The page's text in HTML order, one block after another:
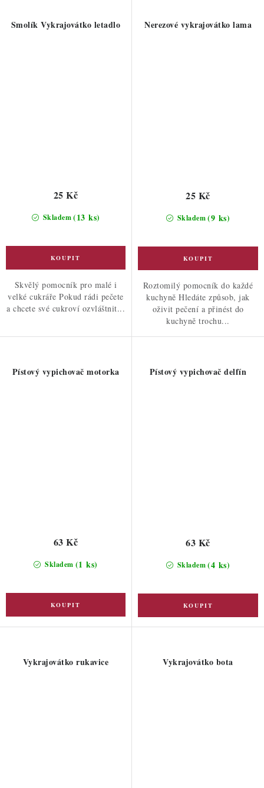
Smolík Vykrajovátko letadlo
Skladem(13 ks)
25 Kč
Skvělý pomocník pro malé i
velké cukráře Pokud rádi pečete
a chcete své cukroví ozvláštnit...
Nerezové vykrajovátko lama
Skladem(9 ks)
25 Kč
Roztomilý pomocník do každé
kuchyně Hledáte způsob, jak
oživit pečení a přinést do
kuchyně trochu...
Pístový vypichovač motorka
Skladem (1 ks)
63 Kč
Pístový vypichovač delfín
Skladem(4 ks)
63 Kč
Vykrajovátko rukavice Vykrajovátko bota